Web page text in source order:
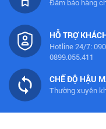
Đảm bảo hàng
HỖ TRỢ
Hotline 24/7:
0899.055.411
CHẾ ĐỘ HẬU
Thường xuyên